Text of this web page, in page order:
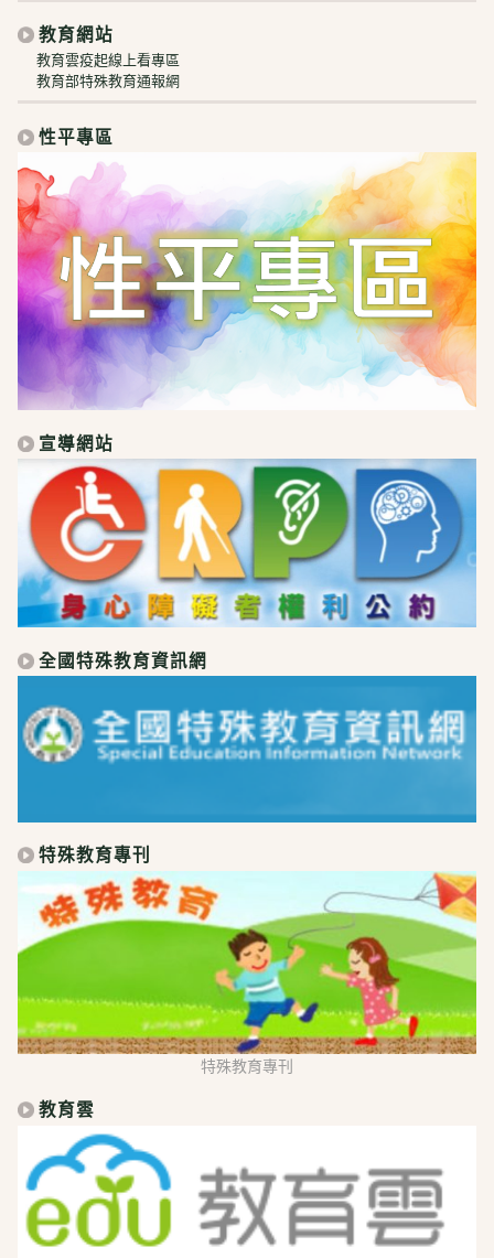
教育網站
教育雲疫起線上看專區
教育部特殊教育通報網
性平專區
宣導網站
全國特殊教育資訊網
特殊教育專刊
特殊教育專刊
教育雲